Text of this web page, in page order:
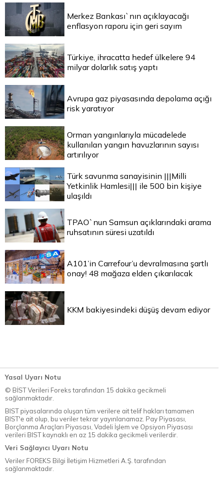
Merkez Bankası`nın açıklayacağı
enflasyon raporu için geri sayım
Türkiye, ihracatta hedef ülkelere 94
milyar dolarlık satış yaptı
Avrupa gaz piyasasında depolama açığı
risk yaratıyor
Orman yangınlarıyla mücadelede
kullanılan yangın havuzlarının sayısı
artırılıyor
Türk savunma sanayisinin |||Milli
Yetkinlik Hamlesi||| ile 500 bin kişiye
ulaşıldı
TPAO`nun Samsun açıklarındaki arama
ruhsatının süresi uzatıldı
A101’in Carrefour’u devralmasına şartlı
onay! 48 mağaza elden çıkarılacak
KKM bakiyesindeki düşüş devam ediyor
Yasal Uyarı Notu
© BİST Verileri Foreks tarafından 15 dakika gecikmeli
sağlanmaktadır.
BIST piyasalarında oluşan tüm verilere ait telif hakları tamamen
BIST'e ait olup, bu veriler tekrar yayınlanamaz. Pay Piyasası,
Borçlanma Araçları Piyasası, Vadeli İşlem ve Opsiyon Piyasası
verileri BIST kaynaklı en az 15 dakika gecikmeli verilerdir.
Veri Sağlayıcı Uyarı Notu
Veriler FOREKS Bilgi İletişim Hizmetleri A.Ş. tarafından
sağlanmaktadır.